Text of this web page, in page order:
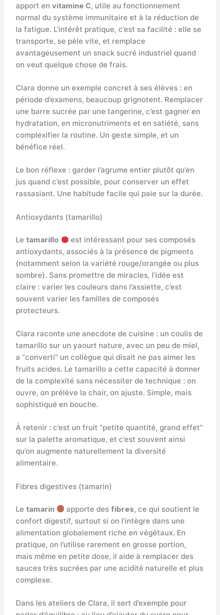
apport en vitamine C, utile au fonctionnement
normal du système immunitaire et à la réduction de
la fatigue. L’intérêt pratique, c’est sa facilité : elle se
transporte, se pèle vite, et remplace
avantageusement un snack sucré industriel quand
on veut quelque chose de frais.
Clara donne un exemple concret à ses élèves : en
période d’examens, beaucoup grignotent. Remplacer
une barre sucrée par une tangerine, c’est gagner en
hydratation, en micronutriments et en satiété, sans
complexifier la routine. Un geste simple, et un
bénéfice réel.
Le bon réflexe : garder l’agrume entier plutôt qu’en
jus quand c’est possible, pour conserver un effet
rassasiant. Une habitude facile qui paie sur la durée.
Antioxydants (tamarillo)
Le tamarillo
est intéressant pour ses composés
antioxydants, associés à la présence de pigments
(notamment selon la variété rouge/orangée ou plus
sombre). Sans promettre de miracles, l’idée est
claire : varier les couleurs dans l’assiette, c’est
souvent varier les familles de composés
protecteurs.
Clara raconte une anecdote de cuisine : un coulis de
tamarillo sur un yaourt nature, avec un peu de miel,
a “converti” un collègue qui disait ne pas aimer les
fruits acides. Le tamarillo a cette capacité à donner
de la complexité sans nécessiter de technique : on
ouvre, on prélève la chair, on ajuste. Simple, mais
sophistiqué en bouche.
À retenir : c’est un fruit “petite quantité, grand effet”
sur la palette aromatique, et c’est souvent ainsi
qu’on augmente naturellement la diversité
alimentaire.
Fibres digestives (tamarin)
Le tamarin apporte desfibres, ce qui soutient le
confort digestif, surtout si on l’intègre dans une
alimentation globalement riche en végétaux. En
pratique, on l’utilise rarement en grosse portion,
mais même en petite dose, il aide à remplacer des
sauces très sucrées par une acidité naturelle et plus
complexe.
Dans les ateliers de Clara, il sert d’exemple pour